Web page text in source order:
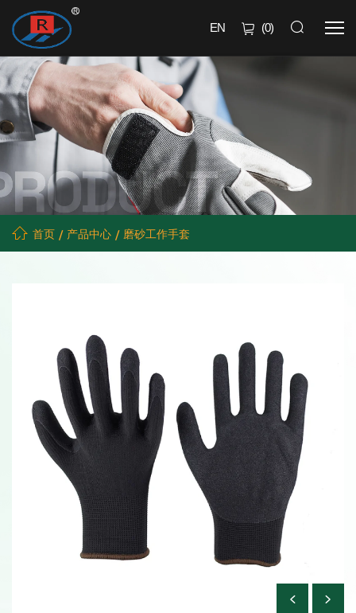
EN (0)
首页 产品中心 磨砂工作手套